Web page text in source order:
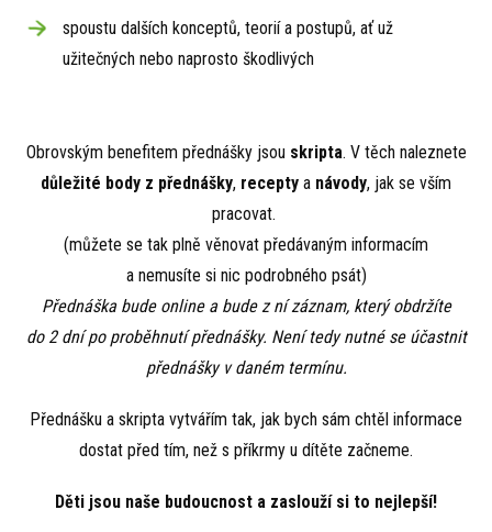
spoustu dalších konceptů, teorií a postupů, ať už
užitečných nebo naprosto škodlivých
Obrovským benefitem přednášky jsou skripta. V těch naleznete
důležité body z přednášky, recepty a návody, jak se vším
pracovat.
(můžete se tak plně věnovat předávaným informacím
a nemusíte si nic podrobného psát)
Přednáška bude online a bude z ní záznam, který obdržíte
do 2 dní po proběhnutí přednášky. Není tedy nutné se účastnit
přednášky v daném termínu.
Přednášku a skripta vytvářím tak, jak bych sám chtěl informace
dostat před tím, než s příkrmy u dítěte začneme.
Děti jsou naše budoucnost a zaslouží si to nejlepší!